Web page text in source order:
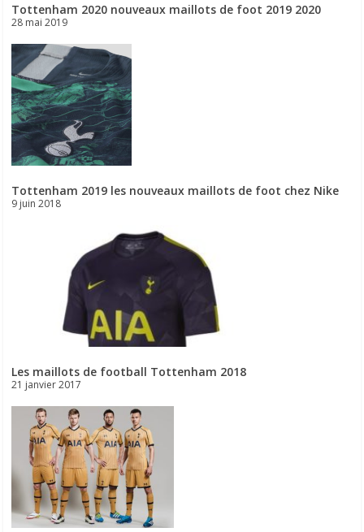
Tottenham 2020 nouveaux maillots de foot 2019 2020
28 mai 2019
Tottenham 2019 les nouveaux maillots de foot chez Nike
9 juin 2018
Les maillots de football Tottenham 2018
21 janvier 2017